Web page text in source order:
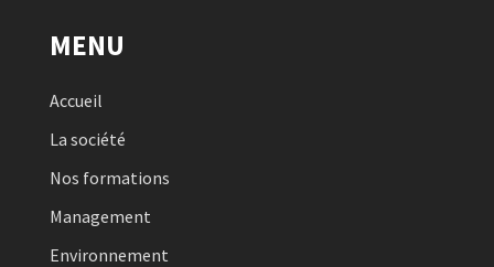
MENU
Accueil
La société
Nos formations
Management
Environnement